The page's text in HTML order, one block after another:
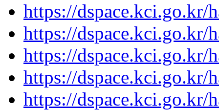
https://dspace.kci.go.kr/
https://dspace.kci.go.kr/
https://dspace.kci.go.kr/
https://dspace.kci.go.kr/
https://dspace.kci.go.kr/